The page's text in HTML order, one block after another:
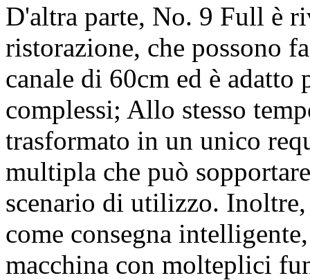
D'altra parte, No. 9 Full è
ristorazione, che possono
canale di 60cm ed è
complessi; Allo stesso
trasformato in un unico
multipla che può
scenario di utilizzo.
come consegna
macchina con molteplici